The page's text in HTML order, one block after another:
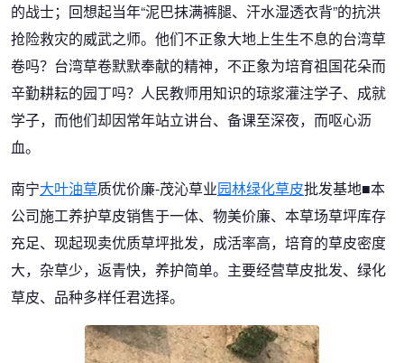
的战士；回想起当年“泥巴抹满裤腿、汗水湿透衣背”的抗洪
抢险救灾的威武之师。他们不正象大地上生生不息的台湾草
卷吗？台湾草卷默默奉献的精神，不正象为培育祖国花朵而
辛勤耕耘的园丁吗？人民教师用知识的琼浆灌注学子、成就
学子，而他们却因常年站立讲台、备课至深夜，而呕心沥
血。
南宁大叶油草质优价廉-茂沁草业园林绿化草皮批发基地■本
公司施工养护草皮销售于一体、物美价廉、本草场草坪库存
充足、现起现卖优质草坪批发，成活率高，培育的草皮密度
大，杂草少，返青快，养护简单。主要经营草皮批发、绿化
草皮、品种多样任君选择。